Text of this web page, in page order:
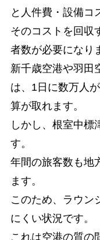
と人件費・設備コ
そのコストを回収
者数が必要になり
新千歳空港や羽田
は、1日に数万人
算が取れます。
しかし、根室中標
す。
年間の旅客数も地
ます。
このため、ラウン
にくい状況です。
これは空港の質の